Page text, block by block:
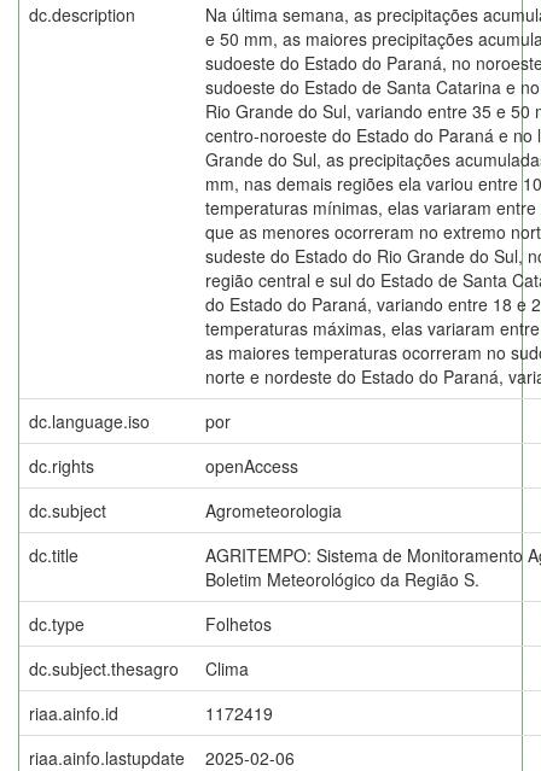
dc.description
Na última semana, as precipitações
e 50 mm, as maiores precipitações
sudoeste do Estado do Paraná, no
sudoeste do Estado de Santa Catarina e
Rio Grande do Sul, variando entre 35 e 50
centro-noroeste do Estado do Paraná e no
Grande do Sul, as precipitações
mm, nas demais regiões ela variou entre
temperaturas mínimas, elas variaram
que as menores ocorreram no extremo
sudeste do Estado do Rio Grande do Sul,
região central e sul do Estado de Santa
do Estado do Paraná, variando entre 18 e
temperaturas máximas, elas variaram
as maiores temperaturas ocorreram no
norte e nordeste do Estado do Paraná,
dc.language.iso
por
dc.rights
openAccess
dc.subject
Agrometeorologia
dc.title
AGRITEMPO: Sistema de Monitoramento
Boletim Meteorológico da Região S.
dc.type
Folhetos
dc.subject.thesagro
Clima
riaa.ainfo.id
1172419
riaa.ainfo.lastupdate
2025-02-06